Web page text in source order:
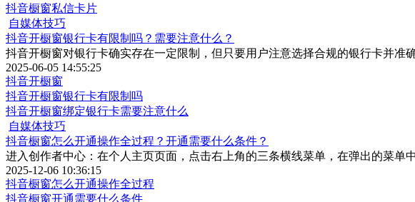
抖音橱窗私信卡片
自媒体技巧
抖音开橱窗银行卡有限制吗？需要注意什么？
抖音开橱窗对银行卡确实存在一定限制，但只要用户注意选择合规的银行卡并准
2025-06-05 14:55:25
抖音开橱窗
抖音开橱窗银行卡有限制吗
抖音开橱窗绑定银行卡需要注意什么
自媒体技巧
抖音橱窗怎么开通操作全过程？开通需要什么条件？
进入创作者中心：在个人主页页面，点击右上角的三条横线菜单，在弹出的菜单
2025-12-06 10:36:15
抖音橱窗怎么开通操作全过程
抖音橱窗开通需要什么条件